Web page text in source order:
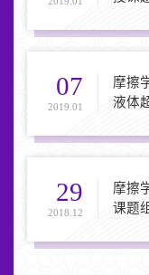
07
2019.01
摩擦
液体
29
2018.12
摩擦
课题